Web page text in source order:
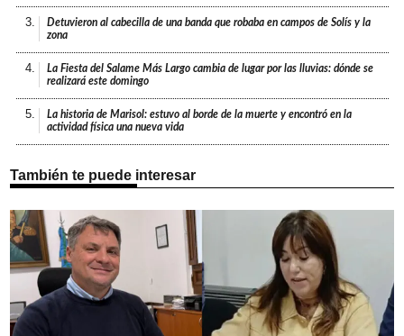
3.
Detuvieron al cabecilla de una banda que robaba en campos de Solís y la
zona
4.
La Fiesta del Salame Más Largo cambia de lugar por las lluvias: dónde se
realizará este domingo
5.
La historia de Marisol: estuvo al borde de la muerte y encontró en la
actividad física una nueva vida
También te puede interesar